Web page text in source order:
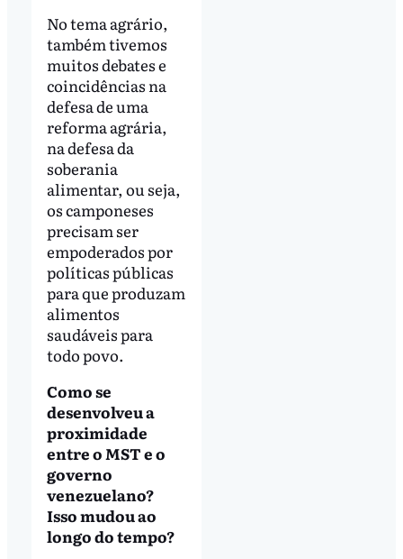
No tema agrário,
também tivemos
muitos debates e
coincidências na
defesa de uma
reforma agrária,
na defesa da
soberania
alimentar, ou seja,
os camponeses
precisam ser
empoderados por
políticas públicas
para que produzam
alimentos
saudáveis para
todo povo.
Como se
desenvolveu a
proximidade
entre o MST e o
governo
venezuelano?
Isso mudou ao
longo do tempo?